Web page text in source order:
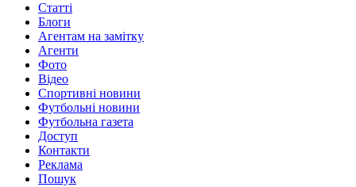
Статті
Блоги
Агентам на замітку
Агенти
Фото
Відео
Спортивні новини
Футбольні новини
Футбольна газета
Доступ
Контакти
Реклама
Пошук